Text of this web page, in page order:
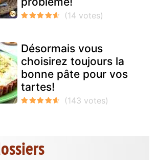
Désormais vous
choisirez toujours la
bonne pâte pour vos
tartes!